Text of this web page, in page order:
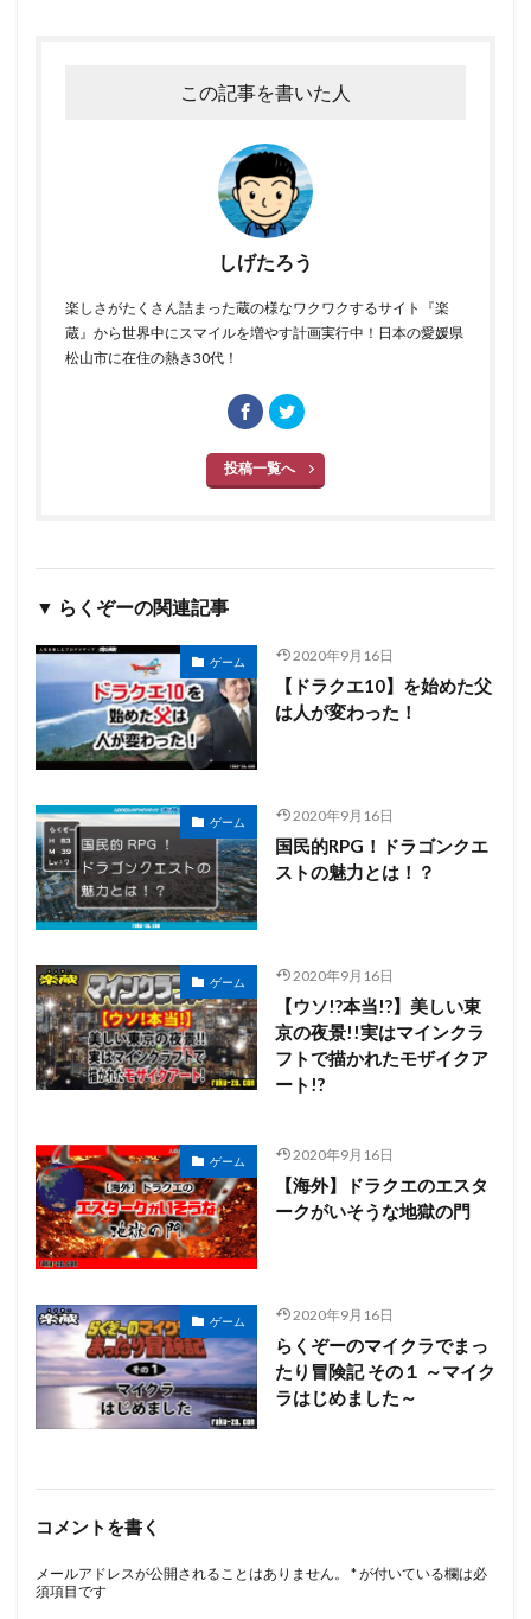
この記事を書いた人
しげたろう
楽しさがたくさん詰まった蔵の様なワクワクするサイト『楽
蔵』から世界中にスマイルを増やす計画実行中！日本の愛媛県
松山市に在住の熱き30代！
投稿一覧へ
▼ らくぞーの関連記事
ゲーム 2020年9月16日
【ドラクエ10】を始めた父
は人が変わった！
ゲーム 2020年9月16日
国民的RPG！ドラゴンクエ
ストの魅力とは！？
ゲーム 2020年9月16日
【ウソ!?本当!?】美しい東
京の夜景!!実はマインクラ
フトで描かれたモザイクア
ート!?
ゲーム 2020年9月16日
【海外】ドラクエのエスタ
ークがいそうな地獄の門
ゲーム 2020年9月16日
らくぞーのマイクラでまっ
たり冒険記 その１ ～マイク
ラはじめました～
コメントを書く
メールアドレスが公開されることはありません。 *が付いている欄は必
須項目です